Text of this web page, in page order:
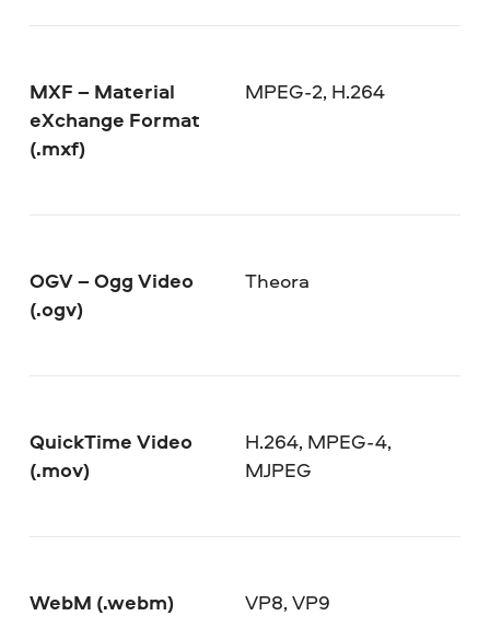
MXF – Material
eXchange Format
(.mxf)
MPEG-2, H.264
OGV – Ogg Video
(.ogv)
Theora
QuickTime Video
(.mov)
H.264, MPEG-4,
MJPEG
WebM (.webm) VP8, VP9